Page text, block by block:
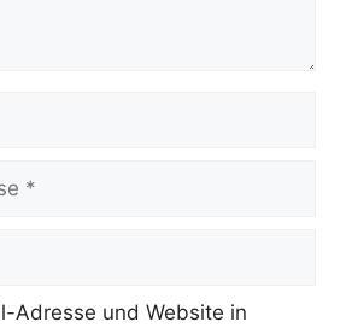
Adresse und Website in